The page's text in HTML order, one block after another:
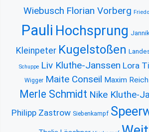
Wiebusch Florian Vorberg
Pauli Hochsprung
Kleinpeter Kugelstoßen
Schuppe Liv Kluthe-Janssen Lora
Wigger Maite Conseil Maxim Reich
Merle Schmidt Nike Kluthe-
Philipp Zastrow Siebenkampf